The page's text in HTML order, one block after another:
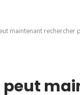
maintenant rechercher
peut